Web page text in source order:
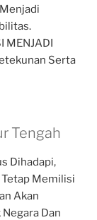
MENJADI
Serta
Tengah
Dihadapi,
Memilisi
Akan
Dan